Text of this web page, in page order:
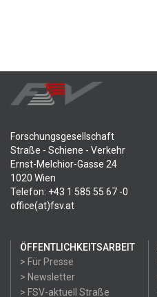
Forschungsgesellschaft
Straße - Schiene - Verkehr
Ernst-Melchior-Gasse 24
1020 Wien
Telefon: +43 1 585 55 67 -0
office(at)fsv.at
ÖFFENTLICHKEITSARBEIT
> Für Presse
> Newsletter
> FSV-aktuell Straße